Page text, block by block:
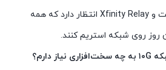
بر ثانیه قابل دسترسی است و Xfinity Relay انتظار دارد که همه
روز روی شبکه استریم کنند.